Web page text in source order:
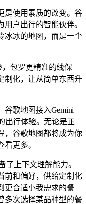
使用素质的改变。谷
户出行的智能伙伴。
冰冰的地图，而是一个
包罗更精准的线保
制化，让从简单东西升
歌地图接入Gemini
出行体验。无论是正
，谷歌地图都将成为你
更多。
上下文理解能力。
前和偏好，供给定制化
更合适小我需求的餐
多次选择某品种型的餐